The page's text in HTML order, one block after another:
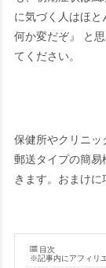
に気づく人はほと
何か変だぞ』
と
てください。
保健所やクリニッ
郵送タイプの簡易
きます。おまけ
目次
※記事内にアフィリ